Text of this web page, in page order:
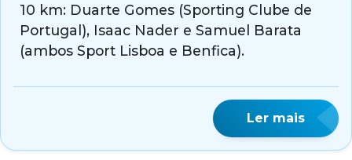
10 km: Duarte Gomes (Sporting Clube de
Portugal), Isaac Nader e Samuel Barata
(ambos Sport Lisboa e Benfica).
Ler mais